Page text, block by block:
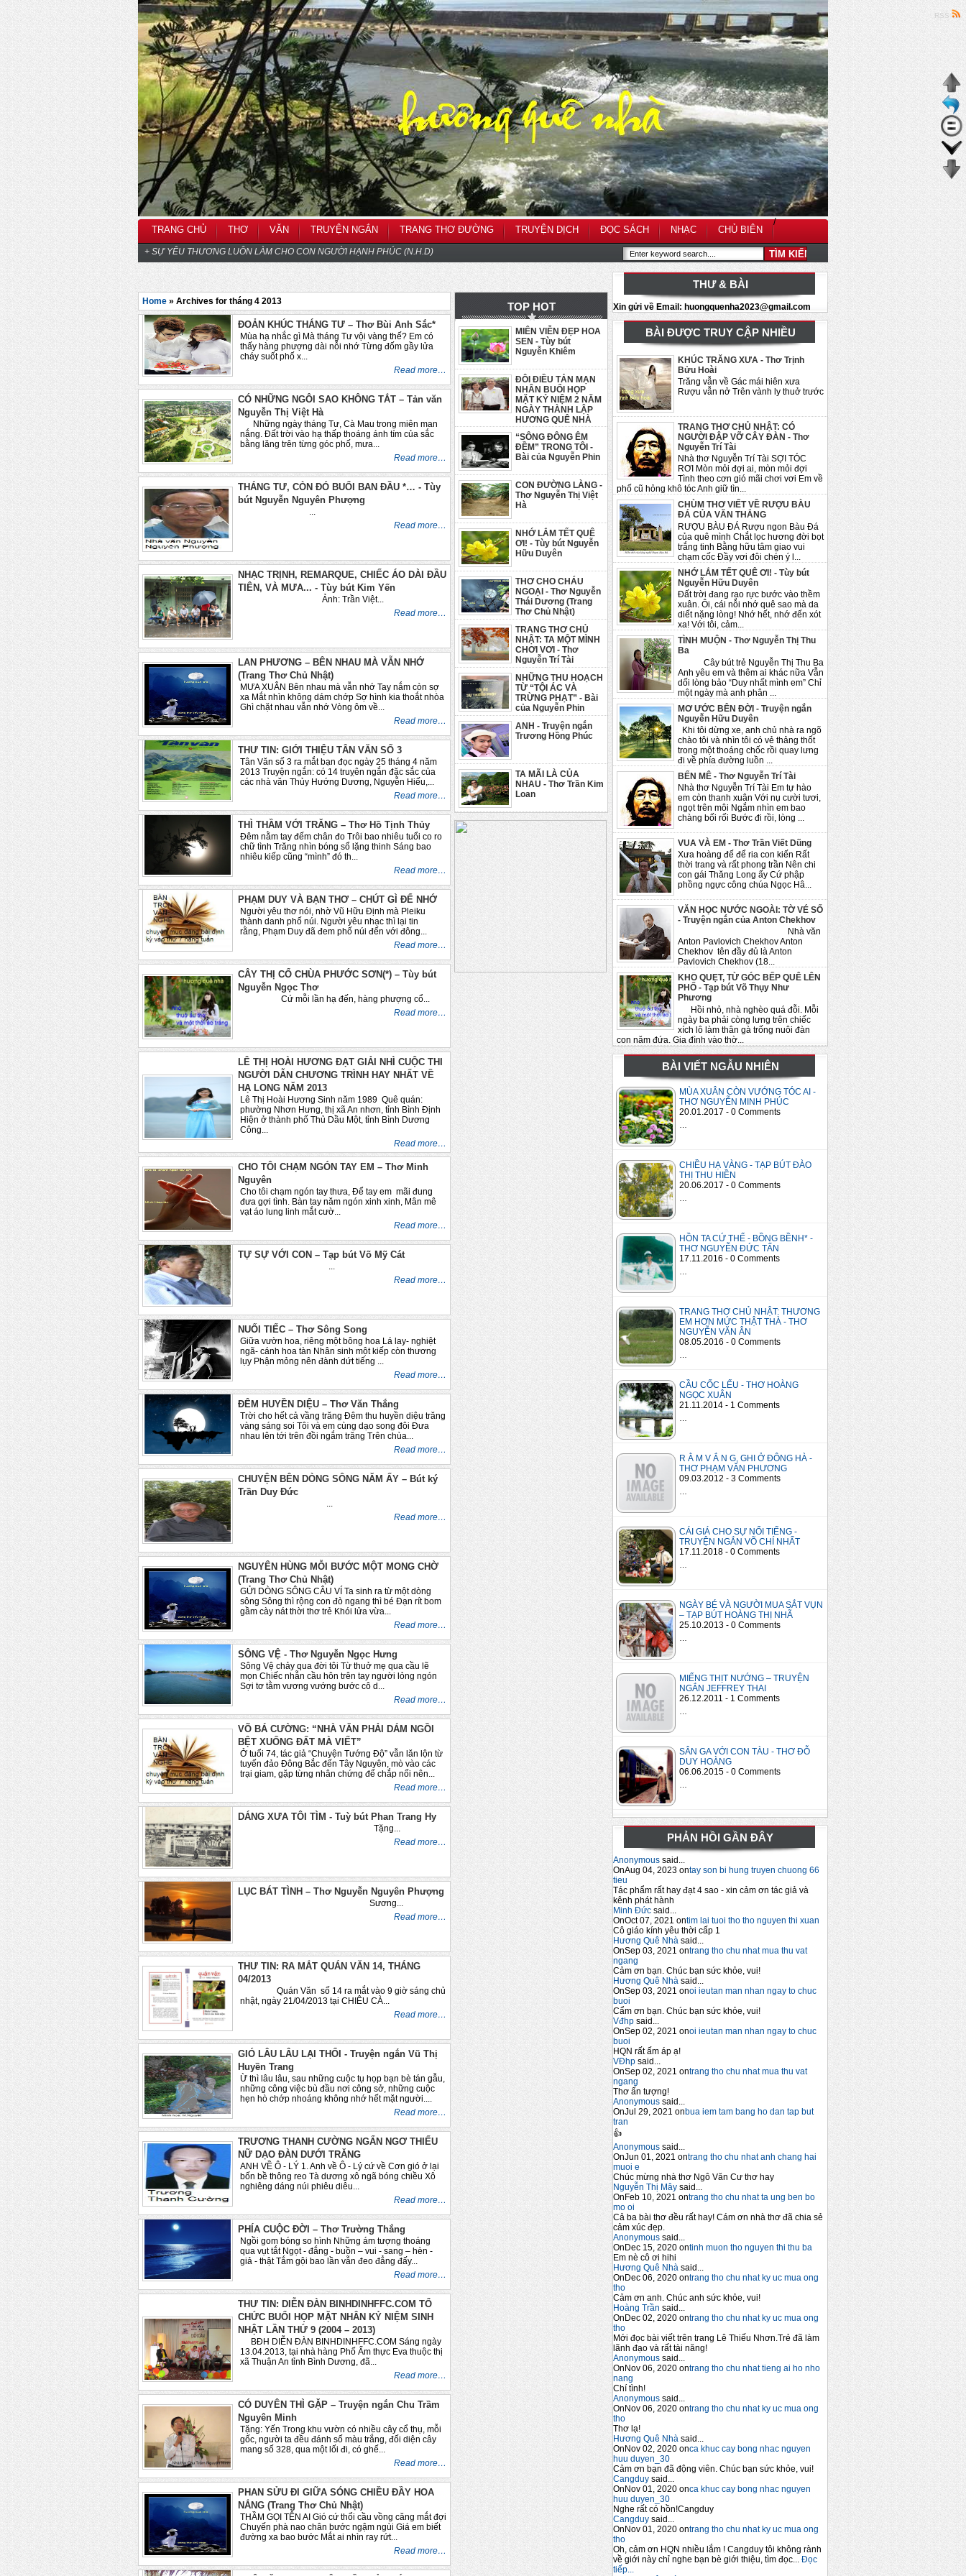
TRANG CHỦ THƠ VĂN TRUYỆN NGẮN TRANG THƠ ĐƯỜNG TRUYỆN DỊCH
/
ĐỌC SÁCH NHẠC CHỦ BIÊN
+ SỰ YÊU THƯƠNG LUÔN LÀM CHO CON NGƯỜI HẠNH PHÚC (N.H.D)
RSS
THƯ & BÀI
Xin gửi về Email: huongquenha2023@gmail.com
BÀI ĐƯỢC TRUY CẬP NHIỀU
KHÚC TRĂNG XƯA - Thơ Trịnh
Bửu Hoài
Trăng vẫn về Gác mái hiên xưa
Rượu vẫn nở Trên vành ly thuở trước
TRANG THƠ CHỦ NHẬT: CÓ
NGƯỜI ĐẬP VỠ CÂY ĐÀN - Thơ
Nguyễn Trí Tài
Nhà thơ Nguyễn Trí Tài SỢI TÓC
RƠI Mòn mỏi đợi ai, mòn mỏi đợi
Tình theo cơn gió mãi chơi vơi Em về
phố cũ hỏng khô tóc Anh giữ tìn...
CHÙM THƠ VIẾT VỀ RƯỢU BÀU
ĐÁ CỦA VĂN THẮNG
RƯỢU BÀU ĐÁ Rượu ngon Bàu Đá
của quê mình Chắt lọc hương đời bọt
trắng tinh Bằng hữu tâm giao vui
chạm cốc Đầy vơi đôi chén ý l...
NHỚ LẮM TẾT QUÊ ƠI! - Tùy bút
Nguyễn Hữu Duyên
Đất trời đang rạo rực bước vào thềm
xuân. Ôi, cái nỗi nhớ quê sao mà da
diết nặng lòng! Nhớ hết, nhớ đến xót
xa! Với tôi, cảm...
TÌNH MUỘN - Thơ Nguyễn Thị Thu
Ba
Cây bút trẻ Nguyễn Thị Thu Ba
Anh yêu em và thêm ai khác nữa Vẫn
dối lòng bảo “Duy nhất mình em” Chỉ
một ngày mà anh phân ...
MƠ ƯỚC BÊN ĐỜI - Truyện ngắn
Nguyễn Hữu Duyên
Khi tôi dừng xe, anh chủ nhà ra ngõ
chào tôi và nhìn tôi có vẻ thảng thốt
trong một thoáng chốc rồi quay lưng
đi về phía đường luồn ...
BẾN MÊ - Thơ Nguyễn Trí Tài
Nhà thơ Nguyễn Trí Tài Em tự hào
em còn thanh xuân Với nụ cười tươi,
ngọt trên môi Ngắm nhìn em bao
chàng bối rối Bước đi rồi, lòng ...
VUA VÀ EM - Thơ Trần Viết Dũng
Xưa hoàng đế để ria con kiến Rất
thời trang và rất phong trần Nên chi
con gái Thăng Long ấy Cứ phập
phồng ngực công chúa Ngọc Hâ...
VĂN HỌC NƯỚC NGOÀI: TỜ VÉ SỐ
- Truyện ngắn của Anton Chekhov
Nhà văn
Anton Pavlovich Chekhov Anton
Chekhov tên đầy đủ là Anton
Pavlovich Chekhov (18...
KHO QUẸT, TỪ GÓC BẾP QUÊ LÊN
PHỐ - Tạp bút Võ Thụy Như
Phương
Hồi nhỏ, nhà nghèo quá đỗi. Mỗi
ngày ba phải còng lưng trên chiếc
xích lô làm thân gà trống nuôi đàn
con năm đứa. Gia đình vào thờ...
BÀI VIẾT NGẪU NHIÊN
MÙA XUÂN CÒN VƯỚNG TÓC AI -
THƠ NGUYỄN MINH PHÚC
20.01.2017 - 0 Comments
CHIỀU HẠ VÀNG - TẠP BÚT ĐÀO
THỊ THU HIỀN
20.06.2017 - 0 Comments
HỒN TA CỨ THẾ - BỒNG BỀNH* -
THƠ NGUYỄN ĐỨC TẤN
17.11.2016 - 0 Comments
TRANG THƠ CHỦ NHẬT: THƯƠNG
EM HƠN MỨC THẬT THÀ - THƠ
NGUYỄN VĂN ÂN
08.05.2016 - 0 Comments
CẦU CỐC LẾU - THƠ HOÀNG
NGỌC XUÂN
21.11.2014 - 1 Comments
R Ằ M V Ắ N G, GHI Ở ĐÔNG HÀ -
THƠ PHẠM VĂN PHƯƠNG
09.03.2012 - 3 Comments
CÁI GIÁ CHO SỰ NỔI TIẾNG -
TRUYỆN NGẮN VÕ CHÍ NHẤT
17.11.2018 - 0 Comments
NGÀY BÉ VÀ NGƯỜI MUA SẮT VỤN
– TẠP BÚT HOÀNG THỊ NHÃ
25.10.2013 - 0 Comments
MIẾNG THỊT NƯỚNG – TRUYỆN
NGẮN JEFFREY THAI
26.12.2011 - 1 Comments
SÂN GA VỚI CON TÀU - THƠ ĐỖ
DUY HOÀNG
06.06.2015 - 0 Comments
PHẢN HỒI GẦN ĐÂY
Anonymous said...
OnAug 04, 2023 ontay son bi hung truyen chuong 66
tieu
Tác phẩm rất hay đạt 4 sao - xin cảm ơn tác giả và
kênh phát hành
Minh Đức said...
OnOct 07, 2021 ontim lai tuoi tho tho nguyen thi xuan
Cô giáo kính yêu thời cấp 1
Hương Quê Nhà said...
OnSep 03, 2021 ontrang tho chu nhat mua thu vat
ngang
Cảm ơn bạn. Chúc bạn sức khỏe, vui!
Hương Quê Nhà said...
OnSep 03, 2021 onoi ieutan man nhan ngay to chuc
buoi
Cẩm ơn bạn. Chúc bạn sức khỏe, vui!
Vđhp said...
OnSep 02, 2021 onoi ieutan man nhan ngay to chuc
buoi
HQN rất ấm áp ạ!
VĐhp said...
OnSep 02, 2021 ontrang tho chu nhat mua thu vat
ngang
Thơ ấn tượng!
Anonymous said...
OnJul 29, 2021 onbua iem tam bang ho dan tap but
tran
👍
Anonymous said...
OnJun 01, 2021 ontrang tho chu nhat anh chang hai
muoi e
Chúc mừng nhà thơ Ngô Văn Cư thơ hay
Nguyễn Thị Mây said...
OnFeb 10, 2021 ontrang tho chu nhat ta ung ben bo
mo oi
Cả ba bài thơ đều rất hay! Cám ơn nhà thơ đã chia sẻ
cảm xúc đẹp.
Anonymous said...
OnDec 15, 2020 ontinh muon tho nguyen thi thu ba
Em nè cô ơi hihi
Hương Quê Nhà said...
OnDec 06, 2020 ontrang tho chu nhat ky uc mua ong
tho
Cảm ơn anh. Chúc anh sức khỏe, vui!
Hoàng Trần said...
OnDec 02, 2020 ontrang tho chu nhat ky uc mua ong
tho
Mới đọc bài viết trên trang Lê Thiếu Nhơn.Trẻ đã làm
lãnh đạo và rất tài năng!
Anonymous said...
OnNov 06, 2020 ontrang tho chu nhat tieng ai ho nho
nang
Chí tình!
Anonymous said...
OnNov 06, 2020 ontrang tho chu nhat ky uc mua ong
tho
Thơ lạ!
Hương Quê Nhà said...
OnNov 02, 2020 onca khuc cay bong nhac nguyen
huu duyen_30
Cảm ơn bạn đã động viên. Chúc bạn sức khỏe, vui!
Cangduy said...
OnNov 01, 2020 onca khuc cay bong nhac nguyen
huu duyen_30
Nghe rất có hồn!Cangduy
Cangduy said...
OnNov 01, 2020 ontrang tho chu nhat ky uc mua ong
tho
Oh, cảm ơn HQN nhiều lắm ! Cangduy tôi không rành
về giới này chỉ nghe bạn bè giới thiệu, tìm đọc...
Đọc
tiếp...
Home » Archives for tháng 4 2013
ĐOẢN KHÚC THÁNG TƯ – Thơ Bùi Anh Sắc*
Mùa hạ nhắc gì Mà tháng Tư vội vàng thế? Em có
thấy hàng phượng dài nỗi nhớ Từng đốm gầy lửa
cháy suốt phố x...
Read more…
CÓ NHỮNG NGÔI SAO KHÔNG TẮT – Tản văn
Nguyễn Thị Việt Hà
Những ngày tháng Tư, Cà Mau trong miên man
nắng. Đất trời vào hạ thấp thoáng ánh tím của sắc
bằng lăng trên từng góc phố, mưa...
Read more…
THÁNG TƯ, CÒN ĐÓ BUỔI BAN ĐẦU *… - Tùy
bút Nguyễn Nguyên Phượng
...
Read more…
NHẠC TRỊNH, REMARQUE, CHIẾC ÁO DÀI ĐẦU
TIÊN, VÀ MƯA... - Tùy bút Kim Yến
Ảnh: Trần Việt...
Read more…
LAN PHƯƠNG – BÊN NHAU MÀ VẪN NHỚ
(Trang Thơ Chủ Nhật)
MƯA XUÂN Bên nhau mà vẫn nhớ Tay nắm còn sợ
xa Mắt nhìn không dám chớp Sợ hình kia thoắt nhòa
Ghì chặt nhau vẫn nhớ Vòng ôm về...
Read more…
THƯ TIN: GIỚI THIỆU TÂN VĂN SỐ 3
Tân Văn số 3 ra mắt bạn đọc ngày 25 tháng 4 năm
2013 Truyện ngắn: có 14 truỵên ngắn đặc sắc của
các nhà văn Thủy Hướng Dương, Nguyễn Hiếu,...
Read more…
THÌ THẦM VỚI TRĂNG – Thơ Hồ Tịnh Thủy
Đêm nằm tay đếm chân đo Trôi bao nhiêu tuổi co ro
chữ tình Trăng nhìn bóng sổ lặng thinh Sáng bao
nhiêu kiếp cũng “mình” đó th...
Read more…
PHẠM DUY VÀ BẠN THƠ – CHÚT GÌ ĐỂ NHỚ
Người yêu thơ nói, nhờ Vũ Hữu Định mà Pleiku
thành danh phố núi. Người yêu nhạc thì lại tin
rằng, Phạm Duy đã đem phố núi đến với đông...
Read more…
CÂY THỊ CỔ CHÙA PHƯỚC SƠN(*) – Tùy bút
Nguyễn Ngọc Thơ
Cứ mỗi lần hạ đến, hàng phượng cổ...
Read more…
LÊ THỊ HOÀI HƯƠNG ĐẠT GIẢI NHÌ CUỘC THI
NGƯỜI DẪN CHƯƠNG TRÌNH HAY NHẤT VỀ
HẠ LONG NĂM 2013
Lê Thị Hoài Hương Sinh năm 1989 Quê quán:
phường Nhơn Hưng, thị xã An nhơn, tỉnh Bình Định
Hiện ở thành phố Thủ Dầu Một, tỉnh Bình Dương
Công...
Read more…
CHO TÔI CHẠM NGÓN TAY EM – Thơ Minh
Nguyên
Cho tôi chạm ngón tay thưa, Để tay em mãi đung
đưa gợi tình. Bàn tay năm ngón xinh xinh, Mân mê
vạt áo lung linh mắt cườ...
Read more…
TỰ SỰ VỚI CON – Tạp bút Võ Mỹ Cát
...
Read more…
NUỐI TIẾC – Thơ Sông Song
Giữa vườn hoa, riêng một bông hoa Lá lay- nghiệt
ngã- cánh hoa tàn Nhân sinh một kiếp còn thương
lụy Phận mỏng nên đành dứt tiếng ...
Read more…
ĐÊM HUYỀN DIỆU – Thơ Văn Thắng
Trời cho hết cả vầng trăng Đêm thu huyền diệu trăng
vàng sáng soi Tôi và em cùng dạo song đôi Đưa
nhau lên tới trên đồi ngắm trăng Trên chùa...
Read more…
CHUYỆN BÊN DÒNG SÔNG NĂM ẤY – Bút ký
Trần Duy Đức
...
Read more…
NGUYÊN HÙNG MỖI BƯỚC MỘT MONG CHỜ
(Trang Thơ Chủ Nhật)
GỬI DÒNG SÔNG CÂU VÍ Ta sinh ra từ một dòng
sông Sông thì rộng con đò ngang thì bé Đạn rít bom
gầm cày nát thời thơ trẻ Khói lửa vừa...
Read more…
SÔNG VỆ - Thơ Nguyễn Ngọc Hưng
Sông Vệ chảy qua đời tôi Từ thuở mẹ qua cầu lẽ
mọn Chiếc nhẫn cầu hôn trên tay người lỏng ngón
Sợi tơ tằm vương vướng bước cô d...
Read more…
VÕ BÁ CƯỜNG: “NHÀ VĂN PHẢI DÁM NGỒI
BỆT XUỐNG ĐẤT MÀ VIẾT”
Ở tuổi 74, tác giả “Chuyện Tướng Độ” vẫn lăn lộn từ
tuyến đảo Đông Bắc đến Tây Nguyên, mò vào các
trại giam, gặp từng nhân chứng để chắp nối nên...
Read more…
DÁNG XƯA TÔI TÌM - Tuỳ bút Phan Trang Hy
Tặng...
Read more…
LỤC BÁT TÌNH – Thơ Nguyễn Nguyên Phượng
Sương...
Read more…
THƯ TIN: RA MẮT QUÁN VĂN 14, THÁNG
04/2013
Quán Văn số 14 ra mắt vào 9 giờ sáng chủ
nhật, ngày 21/04/2013 tại CHIÊU CÀ...
Read more…
GIÓ LÂU LÂU LẠI THỔI - Truyện ngắn Vũ Thị
Huyền Trang
Ừ thì lâu lâu, sau những cuộc tụ họp bạn bè tán gẫu,
những công việc bù đầu nơi công sở, những cuộc
hẹn hò chớp nhoáng không nhớ hết mặt người....
Read more…
TRƯƠNG THANH CƯỜNG NGẨN NGƠ THIẾU
NỮ DẠO ĐÀN DƯỚI TRĂNG
ANH VỀ Ô - LÝ 1. Anh về Ô - Lý cứ về Cơn gió ở lại
bốn bề thông reo Tà dương xô ngã bóng chiều Xô
nghiêng dáng núi phiêu diêu...
Read more…
PHÍA CUỘC ĐỜI – Thơ Trường Thắng
Ngồi gom bóng so hình Những ám tượng thoáng
qua vụt tắt Ngọt - đắng - buồn – vui - sang – hèn -
giả - thật Tắm gội bao lần vẫn đeo đẳng đấy...
Read more…
THƯ TIN: DIỄN ĐÀN BINHDINHFFC.COM TỔ
CHỨC BUỔI HỌP MẶT NHÂN KỶ NIỆM SINH
NHẬT LẦN THỨ 9 (2004 – 2013)
BĐH DIỄN ĐÀN BINHDINHFFC.COM Sáng ngày
13.04.2013, tại nhà hàng Phố Ẩm thực Eva thuộc thị
xã Thuận An tỉnh Bình Dương, đã...
Read more…
CÓ DUYÊN THÌ GẶP – Truyện ngắn Chu Trầm
Nguyên Minh
Tặng: Yến Trong khu vườn có nhiều cây cổ thụ, mỗi
gốc, người ta đều đánh số màu trắng, đối diện cây
mang số 328, qua một lối đi, có ghế...
Read more…
PHAN SỬU ĐI GIỮA SÓNG CHIỀU ĐẦY HOA
NẮNG (Trang Thơ Chủ Nhật)
THẦM GỌI TÊN AI Gió cứ thổi cầu vồng căng mắt đợi
Chuyến phà nao chân bước ngậm ngùi Giá em biết
đường xa bao bước Mắt ai nhìn ray rứt...
Read more…
TOP HOT
MIÊN VIỄN ĐẸP HOA
SEN - Tùy bút
Nguyễn Khiêm
ĐÔI ĐIỀU TẢN MẠN
NHÂN BUỔI HỌP
MẶT KỶ NIỆM 2 NĂM
NGÀY THÀNH LẬP
HƯƠNG QUÊ NHÀ
“SÔNG ĐÔNG ÊM
ĐỀM” TRONG TÔI -
Bài của Nguyễn Phin
CON ĐƯỜNG LÀNG -
Thơ Nguyễn Thị Việt
Hà
NHỚ LẮM TẾT QUÊ
ƠI! - Tùy bút Nguyễn
Hữu Duyên
THƠ CHO CHÁU
NGOẠI - Thơ Nguyễn
Thái Dương (Trang
Thơ Chủ Nhật)
TRANG THƠ CHỦ
NHẬT: TA MỘT MÌNH
CHƠI VƠI - Thơ
Nguyễn Trí Tài
NHỮNG THU HOẠCH
TỪ “TỘI ÁC VÀ
TRỪNG PHẠT” - Bài
của Nguyễn Phin
ANH - Truyện ngắn
Trương Hồng Phúc
TA MÃI LÀ CỦA
NHAU - Thơ Trần Kim
Loan